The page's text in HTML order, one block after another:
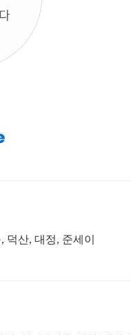
산, 대정, 준세이